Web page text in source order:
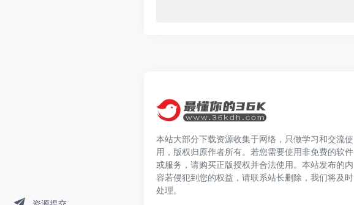
本站大部分下载资源收集于网络，只做学习和交流使
用，版权归原作者所有。若您需要使用非免费的软件
或服务，请购买正版授权并合法使用。本站发布的内
容若侵犯到您的权益，请联系站长删除，我们将及时
处理。